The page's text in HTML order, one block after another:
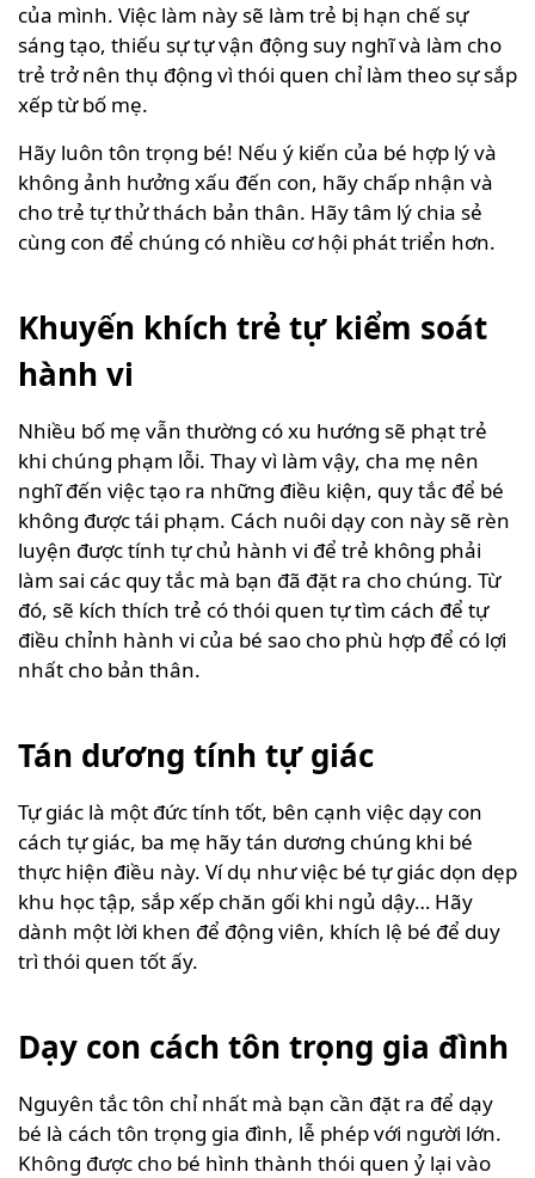
của mình. Việc làm này sẽ làm trẻ bị hạn chế sự
sáng tạo, thiếu sự tự vận động suy nghĩ và làm cho
trẻ trở nên thụ động vì thói quen chỉ làm theo sự sắp
xếp từ bố mẹ.
Hãy luôn tôn trọng bé! Nếu ý kiến của bé hợp lý và
không ảnh hưởng xấu đến con, hãy chấp nhận và
cho trẻ tự thử thách bản thân. Hãy tâm lý chia sẻ
cùng con để chúng có nhiều cơ hội phát triển hơn.
Khuyến khích trẻ tự kiểm soát
hành vi
Nhiều bố mẹ vẫn thường có xu hướng sẽ phạt trẻ
khi chúng phạm lỗi. Thay vì làm vậy, cha mẹ nên
nghĩ đến việc tạo ra những điều kiện, quy tắc để bé
không được tái phạm. Cách nuôi dạy con này sẽ rèn
luyện được tính tự chủ hành vi để trẻ không phải
làm sai các quy tắc mà bạn đã đặt ra cho chúng. Từ
đó, sẽ kích thích trẻ có thói quen tự tìm cách để tự
điều chỉnh hành vi của bé sao cho phù hợp để có lợi
nhất cho bản thân.
Tán dương tính tự giác
Tự giác là một đức tính tốt, bên cạnh việc dạy con
cách tự giác, ba mẹ hãy tán dương chúng khi bé
thực hiện điều này. Ví dụ như việc bé tự giác dọn dẹp
khu học tập, sắp xếp chăn gối khi ngủ dậy… Hãy
dành một lời khen để động viên, khích lệ bé để duy
trì thói quen tốt ấy.
Dạy con cách tôn trọng gia đình
Nguyên tắc tôn chỉ nhất mà bạn cần đặt ra để dạy
bé là cách tôn trọng gia đình, lễ phép với người lớn.
Không được cho bé hình thành thói quen ỷ lại vào